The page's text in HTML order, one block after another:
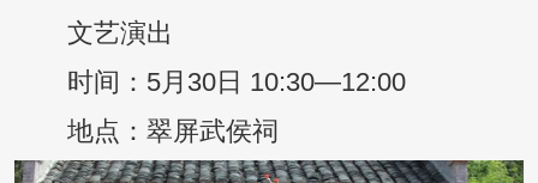
文艺演出
时间：5月30日 10:30—12:00
地点：翠屏武侯祠